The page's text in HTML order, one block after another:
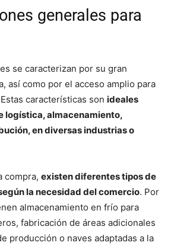
generales para
se caracterizan por su gran
así como por el acceso amplio para
características son ideales
logística, almacenamiento,
en diversas industrias o
compra, existen diferentes tipos de
la necesidad del comercio. Por
almacenamiento en frío para
fabricación de áreas adicionales
producción o naves adaptadas a la